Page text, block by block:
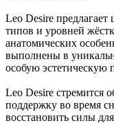
Leo Desire
типов и уровней
анатомических
выполнены в
особую эстетическую
Leo Desire стремится
поддержку во время
восстановить силы